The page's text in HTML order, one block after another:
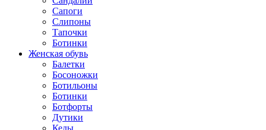
Сапоги
Слипоны
Тапочки
Ботинки
Женская обувь
Балетки
Босоножки
Ботильоны
Ботинки
Ботфорты
Дутики
Кеды